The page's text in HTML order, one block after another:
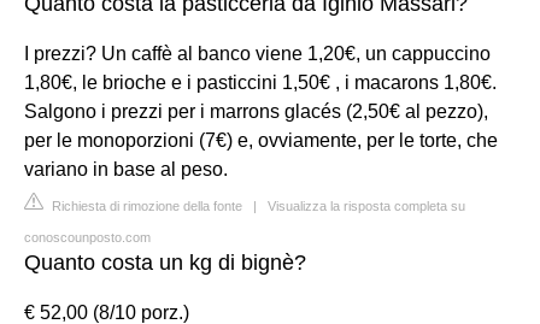
I prezzi? Un caffè al banco viene 1,20€, un cappuccino
1,80€, le brioche e i pasticcini 1,50€ , i macarons 1,80€.
Salgono i prezzi per i marrons glacés (2,50€ al pezzo),
per le monoporzioni (7€) e, ovviamente, per le torte, che
variano in base al peso.
Richiesta di rimozione della fonte | Visualizza la risposta completa su
conoscounposto.com
Quanto costa un kg di bignè?
€ 52,00 (8/10 porz.)